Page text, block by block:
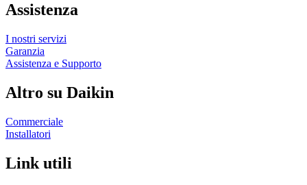
Assistenza
I nostri servizi
Garanzia
Assistenza e Supporto
Altro su Daikin
Commerciale
Installatori
Link utili